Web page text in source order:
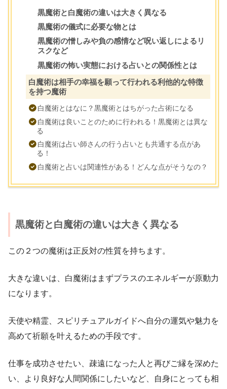
黒魔術と白魔術の違いは大きく異なる
黒魔術の儀式に必要な物とは
黒魔術の憎しみや負の感情など呪い返しによるリ
スクなど
黒魔術の怖い実態における占いとの関係性とは
白魔術は相手の幸福を願って行われる利他的な特徴
を持つ魔術
白魔術とはなに？黒魔術とはちがった占術になる
白魔術は良いことのために行われる！黒魔術とは異な
る
白魔術は占い師さんの行う占いとも共通する点があ
る！
白魔術と占いは関連性がある！どんな点がそうなの？
黒魔術と白魔術の違いは大きく異なる
この２つの魔術は正反対の性質を持ちます。
大きな違いは、白魔術はまずプラスのエネルギーが原動力
になります。
天使や精霊、スピリチュアルガイドへ自分の運気や魅力を
高めて祈願を叶えるための手段です。
仕事を成功させたい、疎遠になった人と再びご縁を深めた
い、より良好な人間関係にしたいなど、自身にとっても相